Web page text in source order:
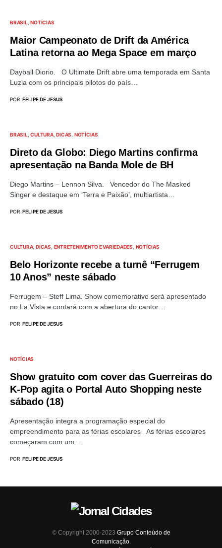
BRASIL NOTÍCIAS
Maior Campeonato de Drift da América
Latina retorna ao Mega Space em março
Dayball Diorio. O Ultimate Drift abre uma temporada em Santa
Luzia com os principais pilotos do país…
POR FELIPE DE JESUS
BRASIL CULTURA DICAS NOTÍCIAS
Direto da Globo: Diego Martins confirma
apresentação na Banda Mole de BH
Diego Martins – Lennon Silva. Vencedor do The Masked
Singer e destaque em ‘Terra e Paixão’, multiartista…
POR FELIPE DE JESUS
CULTURA DICAS ENTRETENIMENTO E VARIEDADES NOTÍCIAS
Belo Horizonte recebe a turnê “Ferrugem
10 Anos” neste sábado
Ferrugem – Steff Lima. Show comemorativo será apresentado
no La Vista e contará com a abertura do cantor…
POR FELIPE DE JESUS
NOTÍCIAS
Show gratuito com cover das Guerreiras do
K-Pop agita o Portal Auto Shopping neste
sábado (18)
Apresentação integra a programação especial do
empreendimento para as férias escolares As férias escolares
começaram com um…
POR FELIPE DE JESUS
© Copyright 2000-2023 Grupo Conteúdo de
Comunicação.